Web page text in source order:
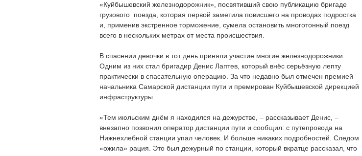
«Куйбышевский железнодорожник», посвятивший свою публикацию бригаде
грузового поезда, которая первой заметила повисшего на проводах подростка
и, применив экстренное торможение, сумела остановить многотонный поезд
всего в нескольких метрах от места происшествия.
В спасении девочки в тот день приняли участие многие железнодорожники.
Одним из них стал бригадир Денис Лаптев, который внёс серьёзную лепту
практически в спасательную операцию. За что недавно был отмечен премией
начальника Самарской дистанции пути и премирован Куйбышевской дирекцией
инфраструктуры.
«Тем июльским днём я находился на дежурстве, – рассказывает Денис, –
внезапно позвонил оператор дистанции пути и сообщил: с путепровода на
Нижнехлебной станции упал человек. И больше никаких подробностей. Следом
«ожила» рация. Это был дежурный по станции, который вкратце рассказал, что